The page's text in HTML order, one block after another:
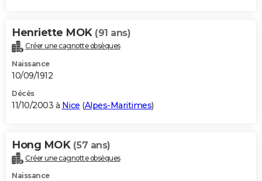
Henriette MOK (91 ans)
Créer une cagnotte obsèques
Naissance
10/09/1912
Décès
11/10/2003 à Nice (Alpes-Maritimes)
Hong MOK (57 ans)
Créer une cagnotte obsèques
Naissance